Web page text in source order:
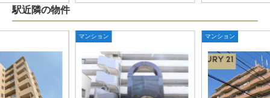
駅近隣の物件
マンション マンション